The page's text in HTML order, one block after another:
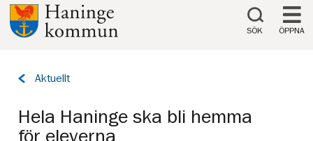
Till innehåll på sidan
SÖK ÖPPNA
Tillbaka
Aktuellt
Hela Haninge ska bli hemma
för eleverna